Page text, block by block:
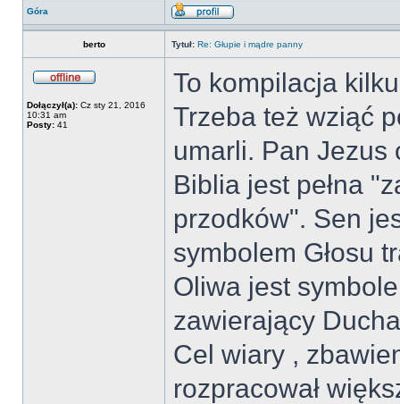
Góra
berto Tytuł: Re: Głupie i mądre panny
Dołączył(a): Cz sty 21, 2016
10:31 am
Posty: 41
To kompilacja
Trzeba też wziąć
umarli. Pan Jezus
Biblia jest pełna
przodków". Sen
symbolem Głosu
Oliwa jest
zawierający
Cel wiary ,
rozpracował